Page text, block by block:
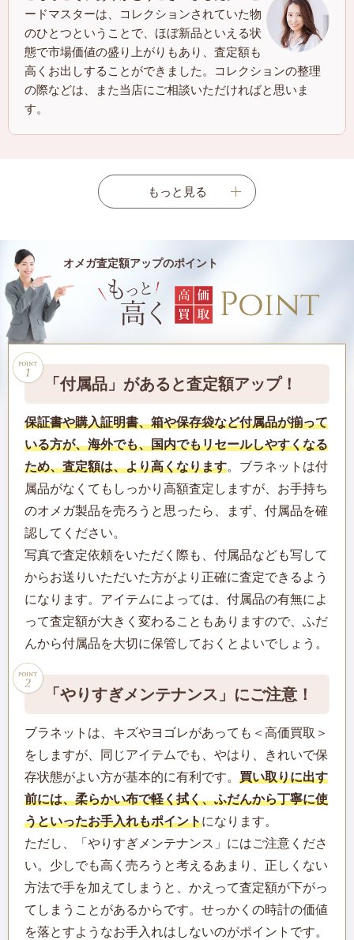
ードマスターは、コレクションされていた物
のひとつということで、ほぼ新品といえる状
態で市場価値の盛り上がりもあり、査定額も
高くお出しすることができました。コレクションの整理
の際などは、また当店にご相談いただければと思いま
す。
もっと見る
オメガ査定額アップのポイント
「付属品」があると査定額アップ！
保証書や購入証明書、箱や保存袋など付属品が揃って
いる方が、海外でも、国内でもリセールしやすくなる
ため、査定額は、より高くなります。ブラネットは付
属品がなくてもしっかり高額査定しますが、お手持ち
のオメガ製品を売ろうと思ったら、まず、付属品を確
認してください。
写真で査定依頼をいただく際も、付属品なども写して
からお送りいただいた方がより正確に査定できるよう
になります。アイテムによっては、付属品の有無によ
って査定額が大きく変わることもありますので、ふだ
んから付属品を大切に保管しておくとよいでしょう。
「やりすぎメンテナンス」にご注意！
ブラネットは、キズやヨゴレがあっても＜高価買取＞
をしますが、同じアイテムでも、やはり、きれいで保
存状態がよい方が基本的に有利です。 買い取りに出す
前には、柔らかい布で軽く拭く、ふだんから丁寧に使
うといったお手入れもポイントになります。
ただし、「やりすぎメンテナンス」にはご注意くださ
い。少しでも高く売ろうと考えるあまり、正しくない
方法で手を加えてしまうと、かえって査定額が下がっ
てしまうことがあるからです。せっかくの時計の価値
を落とすようなお手入れはしないのがポイントです。